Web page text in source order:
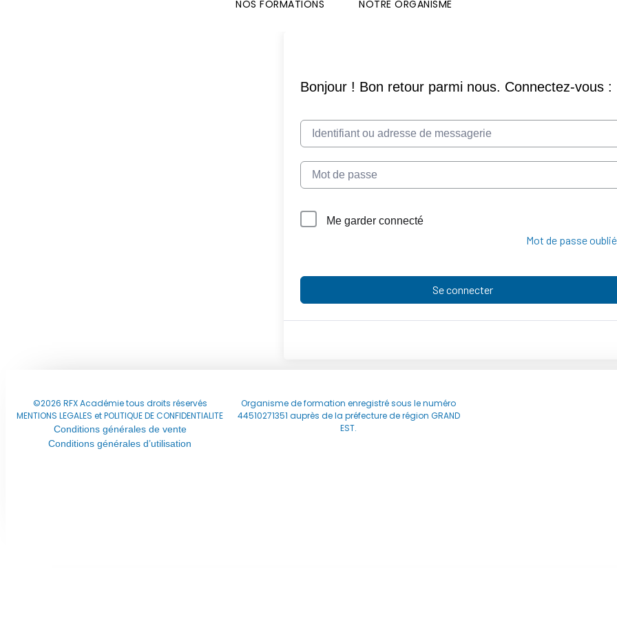
NOS FORMATIONS NOTRE ORGANISME
Me garder connecté
Mot de passe
Se connecter
©2026 RFX Académie tous droits réservés
MENTIONS LEGALES et POLITIQUE DE CONFIDENTIALITE
Conditions générales de vente
Conditions générales d’utilisation
Organisme de formation enregistré sous le numéro
44510271351 auprès de la préfecture de région GRAND
EST.